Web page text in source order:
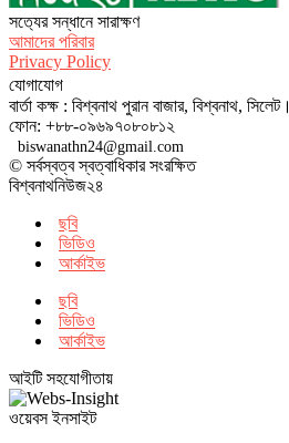
সত‌্যের সন্ধানে সারাক্ষণ
আমাদের পরিবার
Privacy Policy
যোগাযোগ
বার্তা কক্ষ : বিশ্বনাথ পুরান বাজার, বিশ্বনাথ, সিলেট।
ফোন: +৮৮-০৯৬৯৭০৮০৮১২
biswanathn24@gmail.com
© সর্বস্বত্ব স্বত্বাধিকার সংরক্ষিত
বিশ্বনাথনিউজ২৪
ছবি
ভিডিও
আর্কাইভ
ছবি
ভিডিও
আর্কাইভ
আইটি সহযোগীতায়
ওয়েবস ইনসাইট